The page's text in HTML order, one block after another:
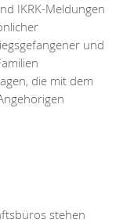
IKRK-Meldungen
und
die mit dem
stehen